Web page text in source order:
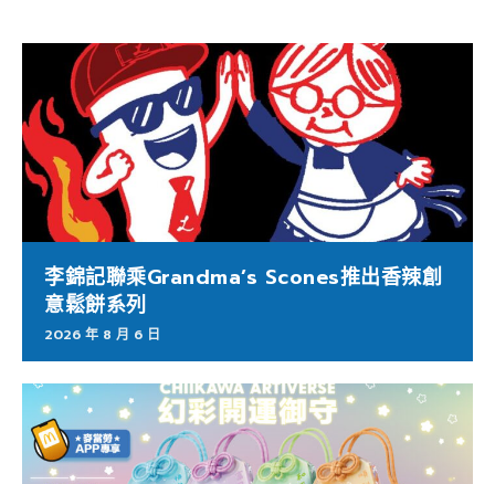
李錦記聯乘Grandma’s Scones推出香辣創
意鬆餅系列
2026 年 8 月 6 日